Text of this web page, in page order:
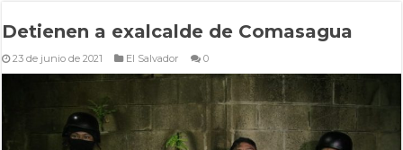
Detienen a exalcalde de Comasagua
23 de junio de 2021 El Salvador 0